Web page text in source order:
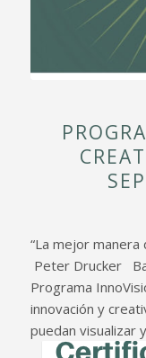
“La mejor
Peter Drucker
Programa
innovación y
puedan visualizar